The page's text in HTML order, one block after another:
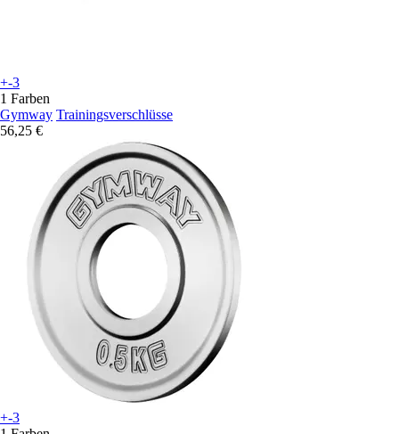
+-3
1 Farben
Gymway Trainingsverschlüsse
56,25 €
+-3